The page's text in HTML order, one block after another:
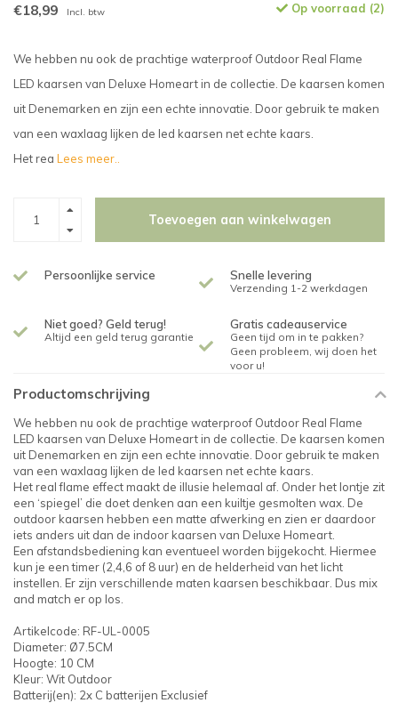
€18,99 Incl. btw Op voorraad (2)
We hebben nu ook de prachtige waterproof Outdoor Real Flame
LED kaarsen van Deluxe Homeart in de collectie. De kaarsen komen
uit Denemarken en zijn een echte innovatie. Door gebruik te maken
van een waxlaag lijken de led kaarsen net echte kaars.
Het rea Lees meer..
Toevoegen aan winkelwagen
Persoonlijke service Snelle levering
Verzending 1-2 werkdagen
Niet goed? Geld terug!
Altijd een geld terug garantie
Gratis cadeauservice
Geen tijd om in te pakken?
Geen probleem, wij doen het
voor u!
Productomschrijving
We hebben nu ook de prachtige waterproof Outdoor Real Flame
LED kaarsen van Deluxe Homeart in de collectie. De kaarsen komen
uit Denemarken en zijn een echte innovatie. Door gebruik te maken
van een waxlaag lijken de led kaarsen net echte kaars.
Het real flame effect maakt de illusie helemaal af. Onder het lontje zit
een ‘spiegel’ die doet denken aan een kuiltje gesmolten wax. De
outdoor kaarsen hebben een matte afwerking en zien er daardoor
iets anders uit dan de indoor kaarsen van Deluxe Homeart.
Een afstandsbediening kan eventueel worden bijgekocht. Hiermee
kun je een timer (2,4,6 of 8 uur) en de helderheid van het licht
instellen. Er zijn verschillende maten kaarsen beschikbaar. Dus mix
and match er op los.
Artikelcode: RF-UL-0005
Diameter: Ø7.5CM
Hoogte: 10 CM
Kleur: Wit Outdoor
Batterij(en): 2x C batterijen Exclusief